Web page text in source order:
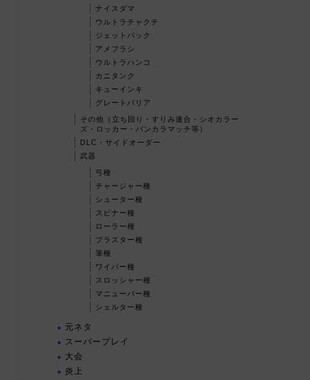
ナイスダマ
ウルトラチャクチ
ジェットパック
アメフラシ
ウルトラハンコ
カニタンク
キューインキ
グレートバリア
その他（立ち回り・すりみ連合・シオカラー
ズ・ロッカー・バンカラマッチ等）
DLC・サイドオーダー
武器
弓種
チャージャー種
シューター種
スピナー種
ローラー種
ブラスター種
筆種
ワイパー種
スロッシャー種
マニューバー種
シェルター種
元ネタ
スーパープレイ
大会
炎上